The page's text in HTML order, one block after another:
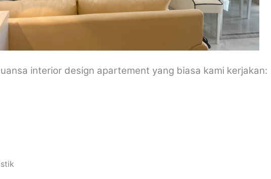
interior design apartement yang biasa kami kerjakan: